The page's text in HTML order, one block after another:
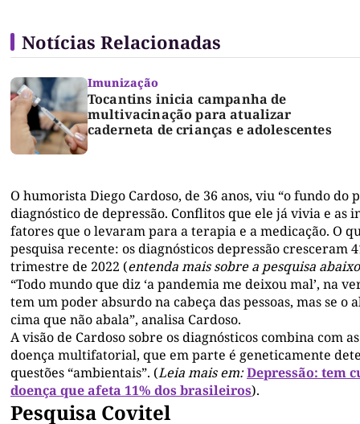
Notícias Relacionadas
Imunização
Tocantins inicia campanha de
multivacinação para atualizar
caderneta de crianças e adolescentes
O humorista Diego Cardoso, de 36 anos, viu “o fundo
diagnóstico de depressão. Conflitos que ele já vivia e as
fatores que o levaram para a terapia e a medicação. O
pesquisa recente: os diagnósticos depressão
trimestre de 2022 (entenda mais sobre a pesquisa abaixo
“Todo mundo que diz ‘a pandemia me deixou mal’, na
tem um poder absurdo na cabeça das pessoas, mas se
cima que não abala”, analisa Cardoso.
A visão de Cardoso sobre os diagnósticos combina com
doença multifatorial, que em parte é geneticamente
questões “ambientais”. (Leia mais em:Depressão: tem
doença que afeta 11% dos brasileiros).
Pesquisa Covitel